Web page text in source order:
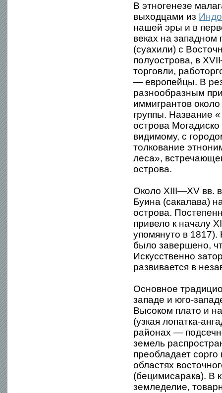
В этногенезе
выходцами из
нашей эры и в
веках на
(суахили) с
полуострова, в
торговли,
— европейцы. В
разнообразным
иммигрантов
группы. Название
острова
видимому, с
толкование
леса»,
острова.
Около XIII—XV вв.
Буина (сакалава)
острова.
привело к началу
упомянуто в 1817).
было завершено,
Искусственно
развивается в
Основное
западе и юго-
Высоком плато и
(узкая лопатка-
районах —
земель
преобладает
областях
(бецимисарака). В
земледелие,